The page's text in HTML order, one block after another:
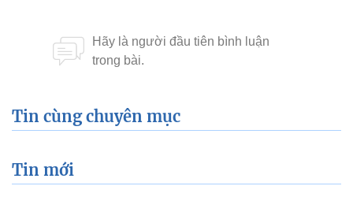
Tin cùng chuyên mục
Tin mới